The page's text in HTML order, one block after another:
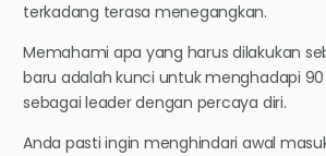
terkadang terasa menegangkan.
Memahami apa yang harus dilakukan
baru adalah kunci untuk menghadapi
sebagai leader dengan percaya diri.
Anda pasti ingin menghindari awal